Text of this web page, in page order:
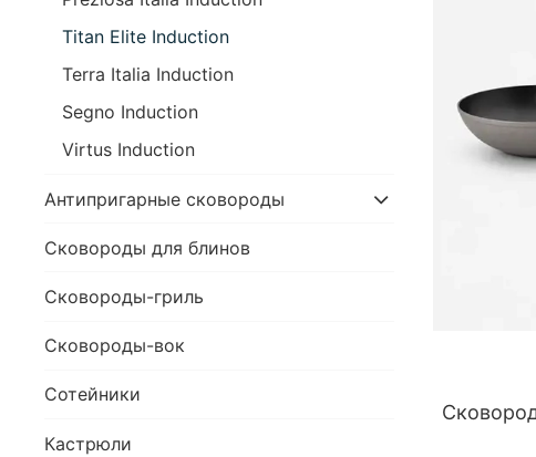
Titan Elite Induction
Terra Italia Induction
Segno Induction
Virtus Induction
Антипригарные сковороды
Сковороды для блинов
Сковороды-гриль
Сковороды-вок
Сотейники
Кастрюли